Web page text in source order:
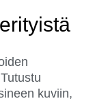
kuviin,